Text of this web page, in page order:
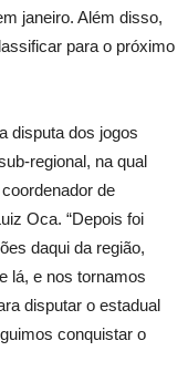
janeiro. Além disso,
para o próximo
disputa dos jogos
regional, na qual
de
Oca. “Depois foi
daqui da região,
lá, e nos tornamos
disputar o estadual
conquistar o